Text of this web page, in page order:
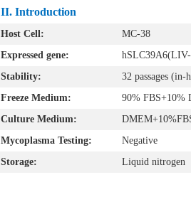
II. Introduction
Host Cell:
MC-38
Expressed gene:
Stability:
32 passages (in-
Freeze Medium:
90% FBS+10%
Culture Medium:
Mycoplasma Testing:
Negative
Storage:
Liquid nitrogen